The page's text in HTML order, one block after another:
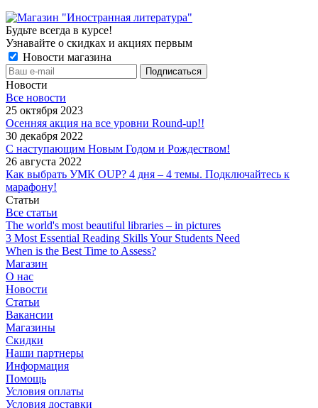
Будьте всегда в курсе!
Узнавайте о скидках и акциях первым
Новости магазина
Новости
Все новости
25 октября 2023
Осенняя акция на все уровни Round-up!!
30 декабря 2022
С наступающим Новым Годом и Рождеством!
26 августа 2022
Как выбрать УМК OUP? 4 дня – 4 темы. Подключайтесь к
марафону!
Статьи
Все статьи
The world's most beautiful libraries – in pictures
3 Most Essential Reading Skills Your Students Need
When is the Best Time to Assess?
Магазин
О нас
Новости
Статьи
Вакансии
Магазины
Скидки
Наши партнеры
Информация
Помощь
Условия оплаты
Условия доставки